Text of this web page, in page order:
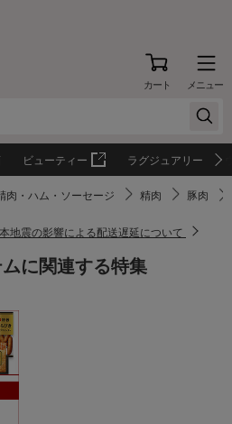
カート メニュー
ビューティー ラグジュアリー
肉・ハム・ソーセージ 精肉 豚肉
地震の影響による配送遅延について
に関連する特集